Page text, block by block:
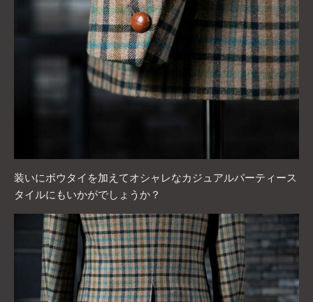
装いにボウタイを加えてオシャレなカジュアルパーティース
タイルにもいかがでしょうか？